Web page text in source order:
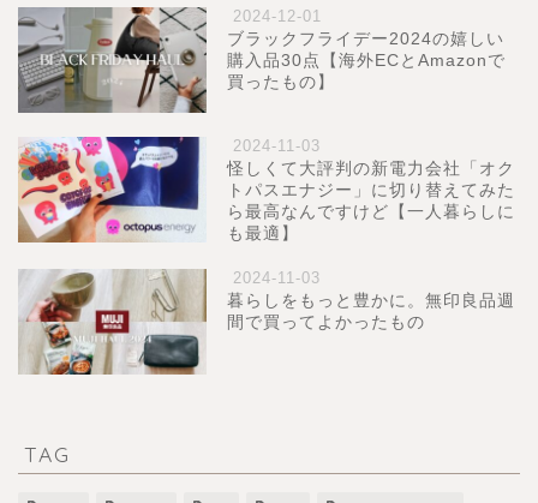
2024-12-01
ブラックフライデー2024の嬉しい
購入品30点【海外ECとAmazonで
買ったもの】
2024-11-03
怪しくて大評判の新電力会社「オク
トパスエナジー」に切り替えてみた
ら最高なんですけど【一人暮らしに
も最適】
2024-11-03
暮らしをもっと豊かに。無印良品週
間で買ってよかったもの
TAG